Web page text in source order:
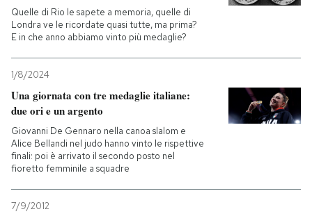
Quelle di Rio le sapete a memoria, quelle di
Londra ve le ricordate quasi tutte, ma prima?
E in che anno abbiamo vinto più medaglie?
1/8/2024
Una giornata con tre medaglie italiane:
due ori e un argento
Giovanni De Gennaro nella canoa slalom e
Alice Bellandi nel judo hanno vinto le rispettive
finali: poi è arrivato il secondo posto nel
fioretto femminile a squadre
7/9/2012